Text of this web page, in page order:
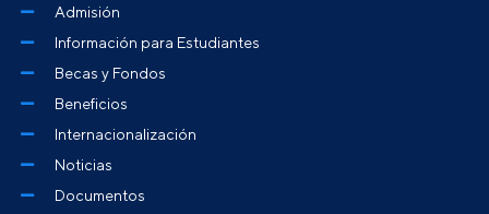
Admisión
Información para Estudiantes
Becas y Fondos
Beneficios
Internacionalización
Noticias
Documentos